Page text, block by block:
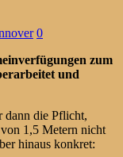
0
zum
und
dann die Pflicht,
1,5 Metern nicht
hinaus konkret: